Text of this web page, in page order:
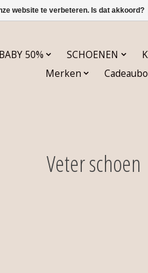
BABY 50% SCHOENEN
Merken
Veter schoen
website te verbeteren. Is dat akkoord?